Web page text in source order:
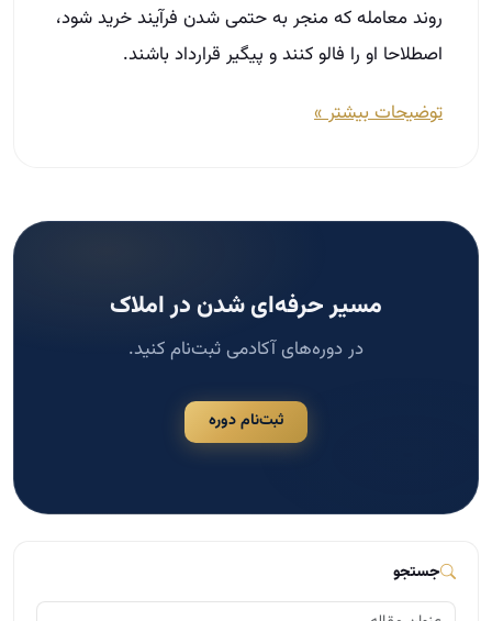
روند معامله که منجر به حتمی شدن فرآیند خرید شود،
اصطلاحا او را فالو کنند و پیگیر قرارداد باشند.
توضیحات بیشتر »
مسیر حرفه‌ای شدن در املاک
در دوره‌های آکادمی ثبت‌نام کنید.
ثبت‌نام دوره
جستجو